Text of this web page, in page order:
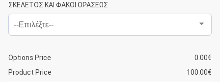
ΣΚΕΛΕΤΟΣ ΚΑΙ ΦΑΚΟΙ ΟΡΑΣΕΩΣ
Options Price 0.00€
Product Price
100.00€